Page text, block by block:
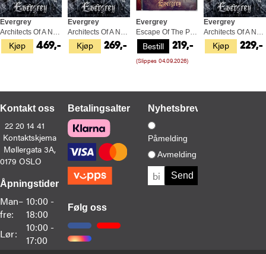
Kjøp
Evergrey
Architects Of A New Weave (LP)
469,- Kjøp
Evergrey
Architects Of A New Weave (2CD)
269,- Bestill
Evergrey
Escape Of The Phoenix (CD)
(Slippes 04.09.2026)
219,- Kjøp
Evergrey
Architects Of A New Weave (CD)
229,-
Kontakt oss
22 20 14 41
Kontaktskjema
Møllergata 3A,
0179 OSLO
Åpningstider
Man–
fre:
10:00 -
18:00
Lør:
10:00 -
17:00
Betalingsalternativer
Følg oss
Nyhetsbrev
Påmelding
Avmelding